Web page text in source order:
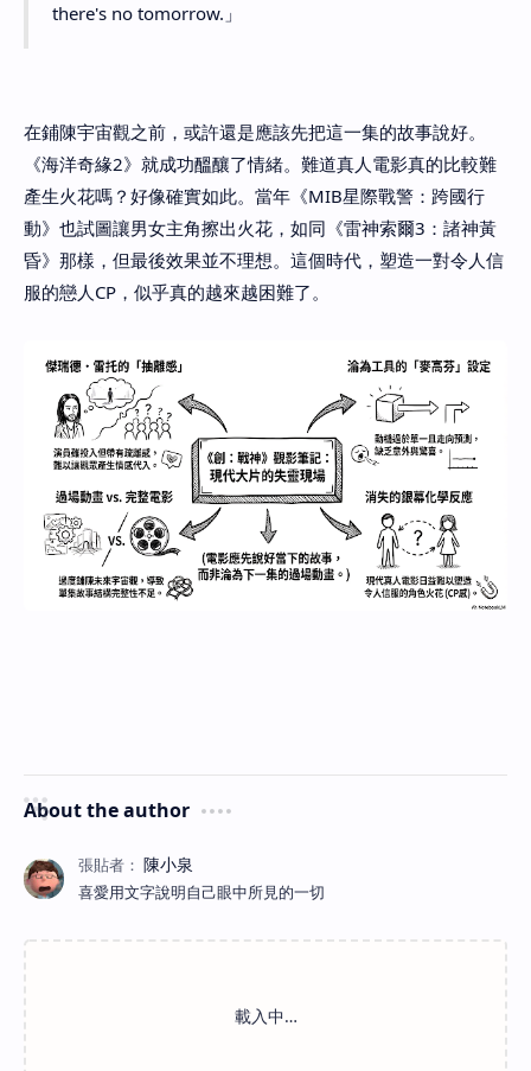
there's no tomorrow.」
在鋪陳宇宙觀之前，或許還是應該先把這一集的故事說好。
《海洋奇緣2》就成功醞釀了情緒。難道真人電影真的比較難
產生火花嗎？好像確實如此。當年《MIB星際戰警：跨國行
動》也試圖讓男女主角擦出火花，如同《雷神索爾3：諸神黃
昏》那樣，但最後效果並不理想。這個時代，塑造一對令人信
服的戀人CP，似乎真的越來越困難了。
About the author
喜愛用文字說明自己眼中所見的一切